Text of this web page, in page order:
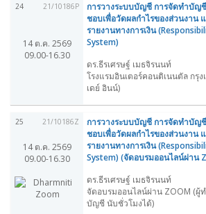
24 21/10186P
14 ต.ค. 2569
09.00-16.30
การวางระบบบัญชี การจัดทำบัญ
ชอบเพื่อวัดผลกำไรของส่วนงาน
รายงานทางการเงิน
System)
ดร.ธีรเศรษฐ์ เมธจิรนนท์
โรงแรมอินเตอร์คอนติเนนตัล กรุ
เดย์ อินน์)
25 21/10186Z
14 ต.ค. 2569
09.00-16.30
การวางระบบบัญชี การจัดทำบัญ
ชอบเพื่อวัดผลกำไรของส่วนงาน
รายงานทางการเงิน
System) (จัดอบรมออนไลน์ผ่าน
ดร.ธีรเศรษฐ์ เมธจิรนนท์
จัดอบรมออนไลน์ผ่าน ZOOM (ผู้
บัญชี นับชั่วโมงได้)